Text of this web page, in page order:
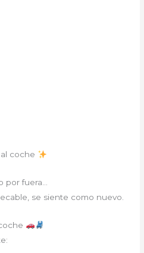
coche
por fuera…
se siente como nuevo.